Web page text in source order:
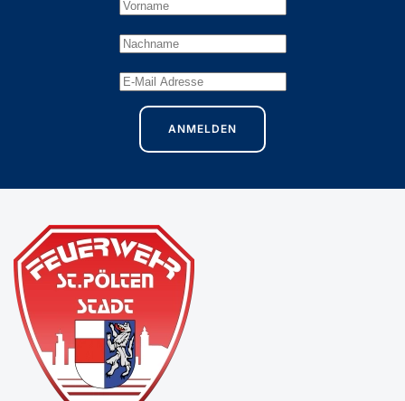
ANMELDEN